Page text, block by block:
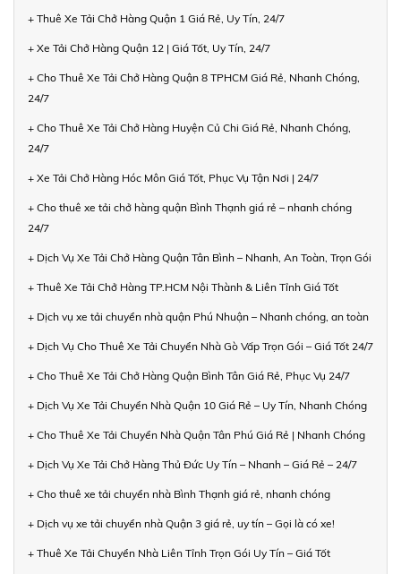
+ Thuê Xe Tải Chở Hàng Quận 1 Giá Rẻ, Uy Tín, 24/7
+ Xe Tải Chở Hàng Quận 12 | Giá Tốt, Uy Tín, 24/7
+ Cho Thuê Xe Tải Chở Hàng Quận 8 TPHCM Giá Rẻ, Nhanh Chóng,
24/7
+ Cho Thuê Xe Tải Chở Hàng Huyện Củ Chi Giá Rẻ, Nhanh Chóng,
24/7
+ Xe Tải Chở Hàng Hóc Môn Giá Tốt, Phục Vụ Tận Nơi | 24/7
+ Cho thuê xe tải chở hàng quận Bình Thạnh giá rẻ – nhanh chóng
24/7
+ Dịch Vụ Xe Tải Chở Hàng Quận Tân Bình – Nhanh, An Toàn, Trọn Gói
+ Thuê Xe Tải Chở Hàng TP.HCM Nội Thành & Liên Tỉnh Giá Tốt
+ Dịch vụ xe tải chuyển nhà quận Phú Nhuận – Nhanh chóng, an toàn
+ Dịch Vụ Cho Thuê Xe Tải Chuyển Nhà Gò Vấp Trọn Gói – Giá Tốt 24/7
+ Cho Thuê Xe Tải Chở Hàng Quận Bình Tân Giá Rẻ, Phục Vụ 24/7
+ Dịch Vụ Xe Tải Chuyển Nhà Quận 10 Giá Rẻ – Uy Tín, Nhanh Chóng
+ Cho Thuê Xe Tải Chuyển Nhà Quận Tân Phú Giá Rẻ | Nhanh Chóng
+ Dịch Vụ Xe Tải Chở Hàng Thủ Đức Uy Tín – Nhanh – Giá Rẻ – 24/7
+ Cho thuê xe tải chuyển nhà Bình Thạnh giá rẻ, nhanh chóng
+ Dịch vụ xe tải chuyển nhà Quận 3 giá rẻ, uy tín – Gọi là có xe!
+ Thuê Xe Tải Chuyển Nhà Liên Tỉnh Trọn Gói Uy Tín – Giá Tốt